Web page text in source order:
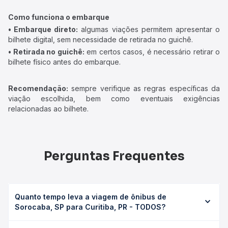
Como funciona o embarque
• Embarque direto: algumas viações permitem apresentar o
bilhete digital, sem necessidade de retirada no guichê.
• Retirada no guichê: em certos casos, é necessário retirar o
bilhete físico antes do embarque.
Recomendação: sempre verifique as regras específicas da
viação escolhida, bem como eventuais exigências
relacionadas ao bilhete.
Perguntas Frequentes
Quanto tempo leva a viagem de ônibus de
Sorocaba, SP para Curitiba, PR - TODOS?